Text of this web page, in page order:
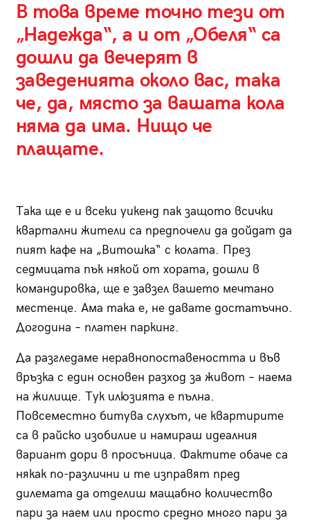
В това време точно тези от
„Надежда“, а и от „Обеля“ са
дошли да вечерят в
заведенията около вас, така
че, да, място за вашата кола
няма да има. Нищо че
плащате.
Така ще е и всеки уикенд пак защото всички
квартални жители са предпочели да дойдат да
пият кафе на „Витошка“ с колата. През
седмицата пък някой от хората, дошли в
командировка, ще е завзел вашето мечтано
местенце. Ама така е, не давате достатъчно.
Догодина – платен паркинг.
Да разгледаме неравнопоставеността и във
връзка с един основен разход за живот – наема
на жилище. Тук илюзията е пълна.
Повсеместно битува слухът, че квартирите
са в райско изобилие и намираш идеалния
вариант дори в просъница. Фактите обаче са
някак по-различни и те изправят пред
дилемата да отделиш мащабно количество
пари за наем или просто средно много пари за